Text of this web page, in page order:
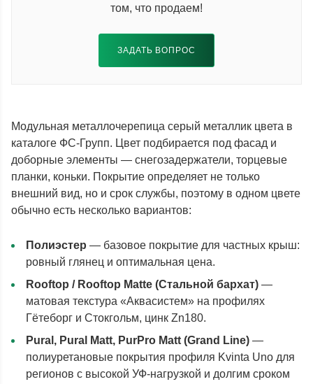
том, что продаем!
ЗАДАТЬ ВОПРОС
Модульная металлочерепица серый металлик цвета в
каталоге ФС-Групп. Цвет подбирается под фасад и
доборные элементы — снегозадержатели, торцевые
планки, коньки. Покрытие определяет не только
внешний вид, но и срок службы, поэтому в одном цвете
обычно есть несколько вариантов:
Полиэстер — базовое покрытие для частных крыш:
ровный глянец и оптимальная цена.
Rooftop / Rooftop Matte (Стальной бархат) —
матовая текстура «Аквасистем» на профилях
Гётеборг и Стокгольм, цинк Zn180.
Pural, Pural Matt, PurPro Matt (Grand Line) —
полиуретановые покрытия профиля Kvinta Uno для
регионов с высокой УФ-нагрузкой и долгим сроком